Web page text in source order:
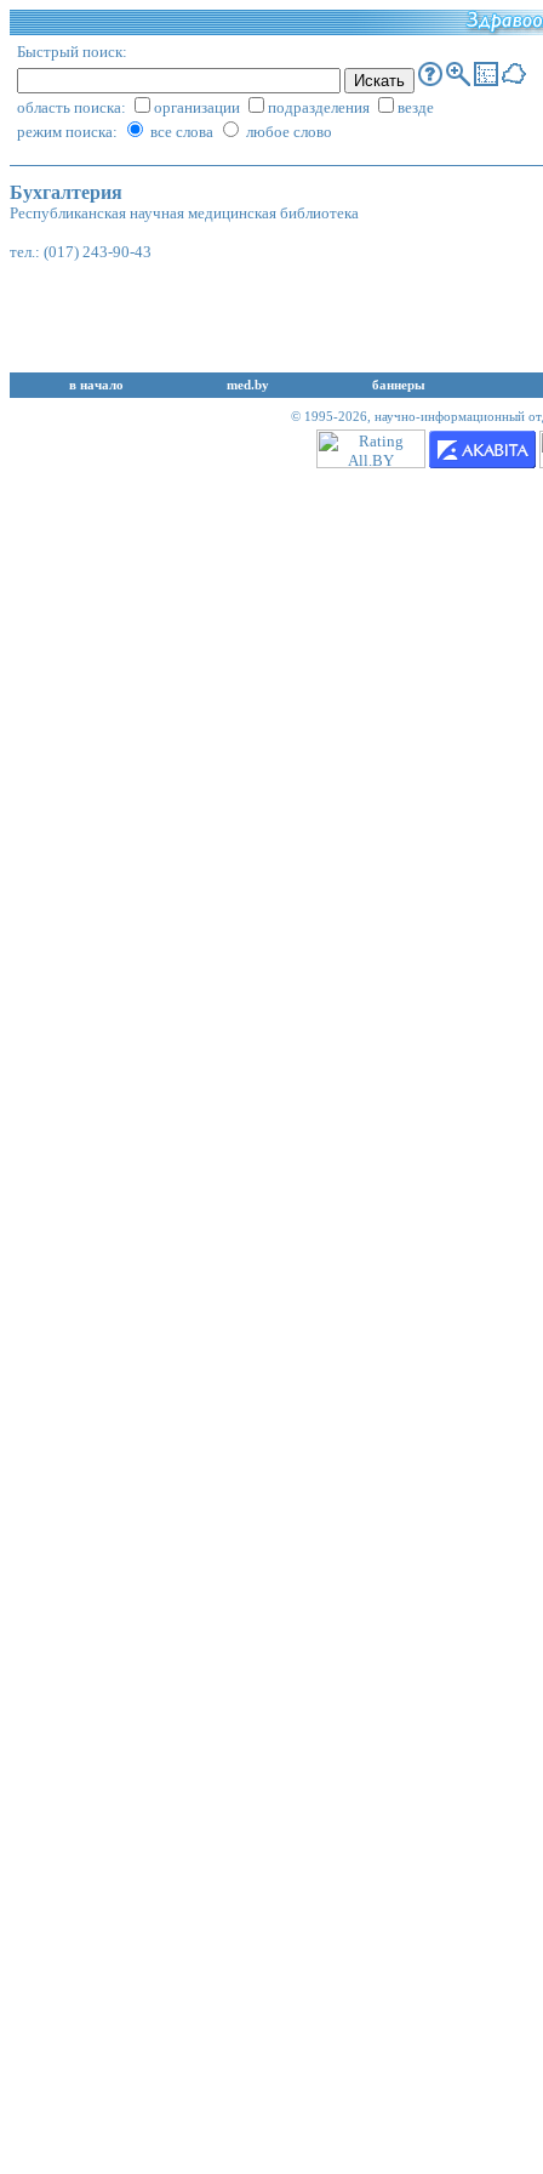
Быстрый поиск:
область поиска: организации подразделения
везде
режим поиска:
все слова любое слово
Бухгалтерия
Республиканская научная медицинская библиотека
тел.: (017) 243-90-43
в начало med.by баннеры
© 1995-2026, научно-информационный